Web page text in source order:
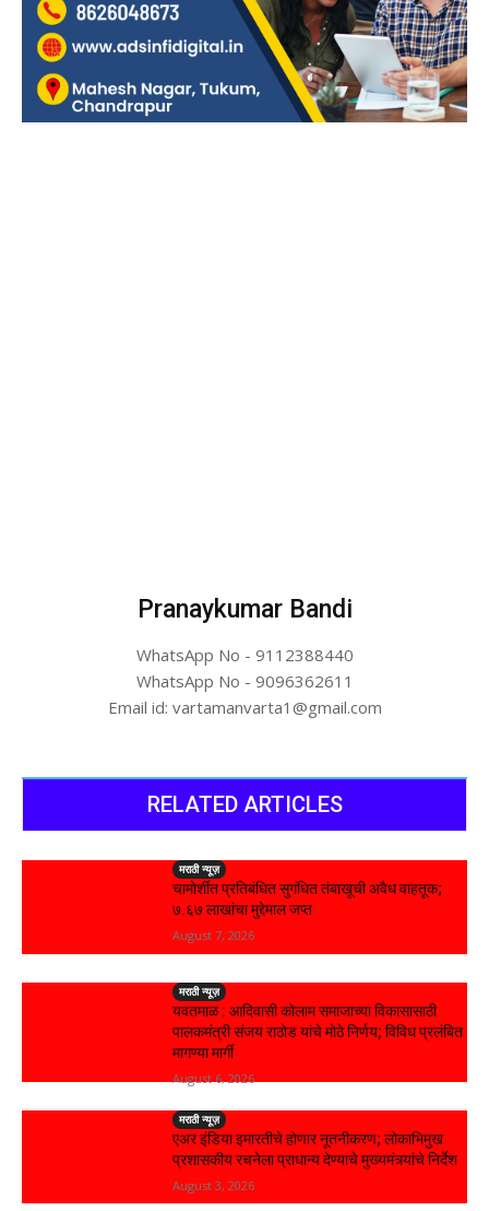
Pranaykumar Bandi
WhatsApp No - 9112388440
WhatsApp No - 9096362611
Email id: vartamanvarta1@gmail.com
RELATED ARTICLES
मराठी न्यूज़
चामोर्शीत प्रतिबंधित सुगंधित तंबाखूची अवैध वाहतूक;
₹७.६७ लाखांचा मुद्देमाल जप्त
August 7, 2026
मराठी न्यूज़
यवतमाळ : आदिवासी कोलाम समाजाच्या विकासासाठी
पालकमंत्री संजय राठोड यांचे मोठे निर्णय; विविध प्रलंबित
मागण्या मार्गी
August 6, 2026
मराठी न्यूज़
एअर इंडिया इमारतीचे होणार नूतनीकरण; लोकाभिमुख
प्रशासकीय रचनेला प्राधान्य देण्याचे मुख्यमंत्र्यांचे निर्देश
August 3, 2026